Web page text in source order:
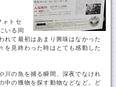
ォトセ
いる同
れて最初はあまり興味はなかった
を見終わった時はとても感動した
川の魚を捕る瞬間、深夜でなけれ
中の獲物を探す動物などなど。ど